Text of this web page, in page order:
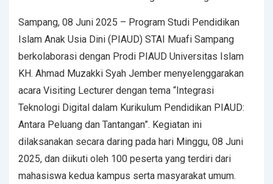
Sampang, 08 Juni 2025 – Program Studi Pendidikan
Islam Anak Usia Dini (PIAUD) STAI Muafi Sampang
berkolaborasi dengan Prodi PIAUD Universitas Islam
KH. Ahmad Muzakki Syah Jember menyelenggarakan
acara Visiting Lecturer dengan tema “Integrasi
Teknologi Digital dalam Kurikulum Pendidikan PIAUD:
Antara Peluang dan Tantangan”. Kegiatan ini
dilaksanakan secara daring pada hari Minggu, 08 Juni
2025, dan diikuti oleh 100 peserta yang terdiri dari
mahasiswa kedua kampus serta masyarakat umum.